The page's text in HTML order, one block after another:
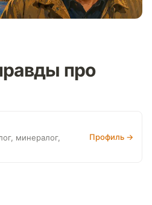
про
минералог,
Профиль →